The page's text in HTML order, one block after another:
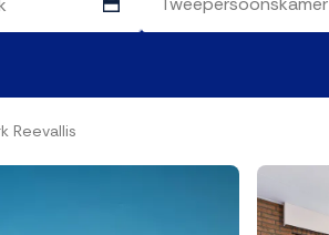
Reevallis